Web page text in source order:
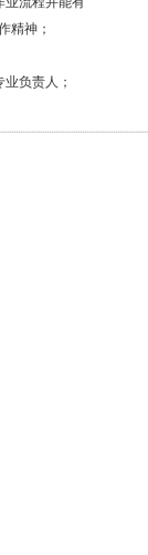
精神；
负责人；